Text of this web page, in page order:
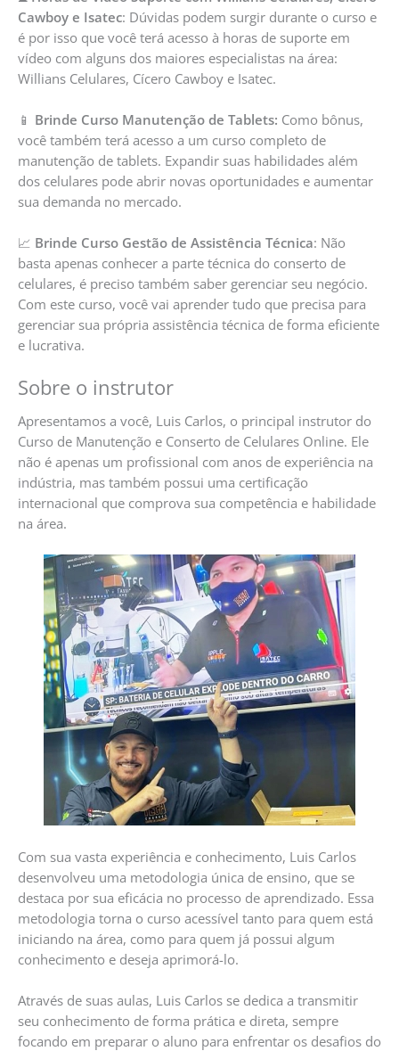
Cawboy e Isatec: Dúvidas podem surgir durante o curso e
é por isso que você terá acesso à horas de suporte em
vídeo com alguns dos maiores especialistas na área:
Willians Celulares, Cícero Cawboy e Isatec.
📱 Brinde Curso Manutenção de Tablets: Como bônus,
você também terá acesso a um curso completo de
manutenção de tablets. Expandir suas habilidades além
dos celulares pode abrir novas oportunidades e aumentar
sua demanda no mercado.
📈 Brinde Curso Gestão de Assistência Técnica: Não
basta apenas conhecer a parte técnica do conserto de
celulares, é preciso também saber gerenciar seu negócio.
Com este curso, você vai aprender tudo que precisa para
gerenciar sua própria assistência técnica de forma eficiente
e lucrativa.
Sobre o instrutor
Apresentamos a você, Luis Carlos, o principal instrutor do
Curso de Manutenção e Conserto de Celulares Online. Ele
não é apenas um profissional com anos de experiência na
indústria, mas também possui uma certificação
internacional que comprova sua competência e habilidade
na área.
Com sua vasta experiência e conhecimento, Luis Carlos
desenvolveu uma metodologia única de ensino, que se
destaca por sua eficácia no processo de aprendizado. Essa
metodologia torna o curso acessível tanto para quem está
iniciando na área, como para quem já possui algum
conhecimento e deseja aprimorá-lo.
Através de suas aulas, Luis Carlos se dedica a transmitir
seu conhecimento de forma prática e direta, sempre
focando em preparar o aluno para enfrentar os desafios do